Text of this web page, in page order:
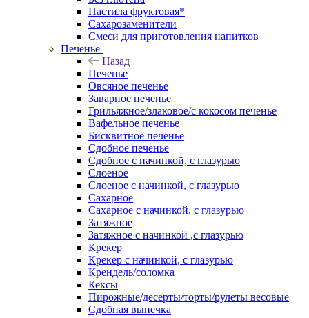
Пастила фруктовая*
Сахарозаменители
Смеси для приготовления напитков
Печенье
Назад
Печенье
Овсяное печенье
Заварное печенье
Грильяжное/злаковое/с кокосом печенье
Вафельное печенье
Бисквитное печенье
Сдобное печенье
Сдобное с начинкой, с глазурью
Слоеное
Слоеное с начинкой, с глазурью
Сахарное
Сахарное с начинкой, с глазурью
Затяжное
Затяжное с начинкой ,с глазурью
Крекер
Крекер с начинкой, с глазурью
Крендель/соломка
Кексы
Пирожные/десерты/торты/рулеты весовые
Сдобная выпечка